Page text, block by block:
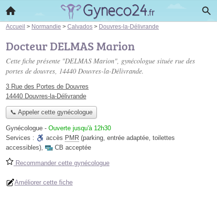
Accueil > Normandie > Calvados > Douvres-la-Délivrande
Docteur DELMAS Marion
Cette fiche présente "DELMAS Marion", gynécologue située rue des
portes de douvres, 14440 Douvres-la-Délivrande.
3 Rue des Portes de Douvres
14440 Douvres-la-Délivrande
📞 Appeler cette gynécologue
Gynécologue - Ouverte jusqu'à 12h30
Services :
accès PMR (parking, entrée adaptée, toilettes
accessibles), CB acceptée
Recommander cette gynécologue
Améliorer cette fiche